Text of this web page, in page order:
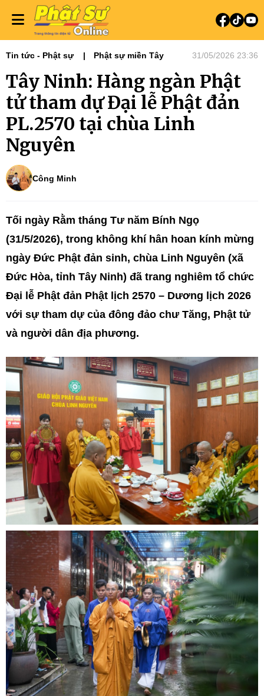
Tin tức - Phật sự Phật sự miền Tây 31/05/2026 23:36
Tây Ninh: Hàng ngàn Phật
tử tham dự Đại lễ Phật đản
PL.2570 tại chùa Linh
Nguyên
Công Minh
Tối ngày Rằm tháng Tư năm Bính Ngọ
(31/5/2026), trong không khí hân hoan kính mừng
ngày Đức Phật đản sinh, chùa Linh Nguyên (xã
Đức Hòa, tỉnh Tây Ninh) đã trang nghiêm tổ chức
Đại lễ Phật đản Phật lịch 2570 – Dương lịch 2026
với sự tham dự của đông đảo chư Tăng, Phật tử
và người dân địa phương.